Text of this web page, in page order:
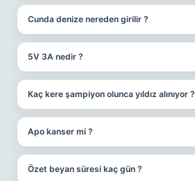
Cunda denize nereden girilir ?
5V 3A nedir ?
Kaç kere şampiyon olunca yıldız alınıyor ?
Apo kanser mi ?
Özet beyan süresi kaç gün ?